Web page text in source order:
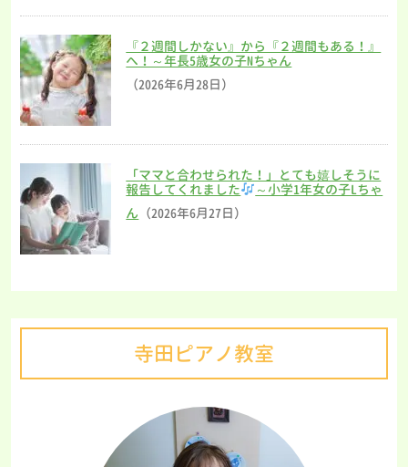
『２週間しかない』から『２週間もある！』
へ！～年長5歳女の子Nちゃん
（2026年6月28日）
「ママと合わせられた！」とても嬉しそうに
報告してくれました
～小学1年女の子Lちゃ
ん （2026年6月27日）
寺田ピアノ教室